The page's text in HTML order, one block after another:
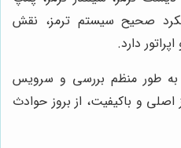
صحیح سیستم ترمز، نقش
دارد.
به طور منظم بررسی و سرویس
اصلی و باکیفیت، از بروز حوادث